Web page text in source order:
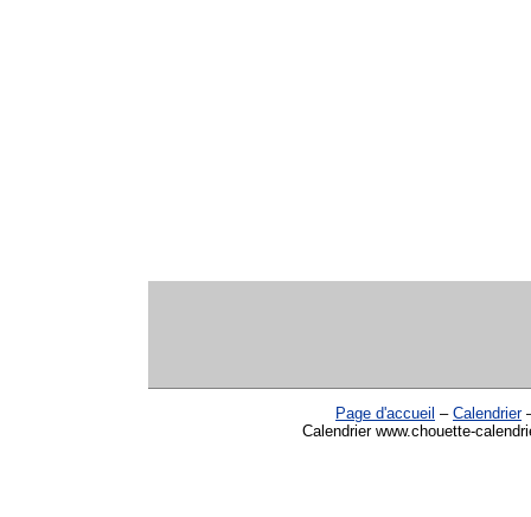
Page d'accueil – Calendrier
Calendrier www.chouette-